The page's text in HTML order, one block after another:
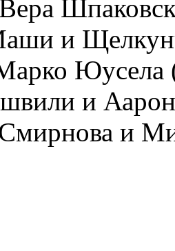
и
Юусела
и
и